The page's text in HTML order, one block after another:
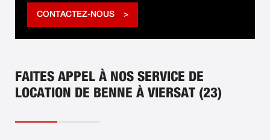
CONTACTEZ-NOUS
FAITES APPEL À NOS SERVICE DE
LOCATION DE BENNE À VIERSAT (23)